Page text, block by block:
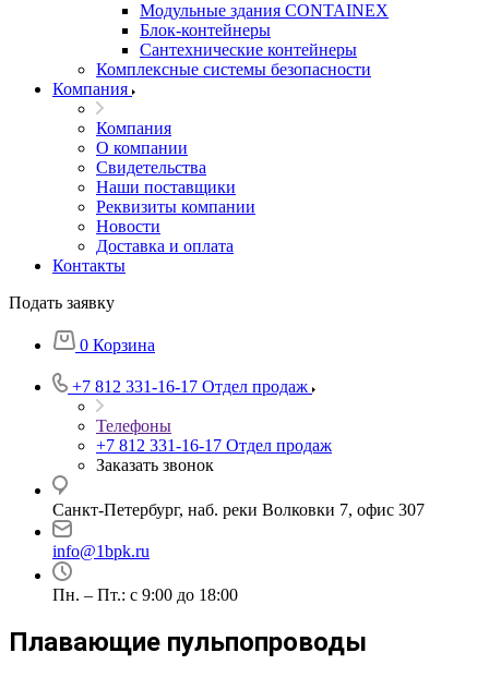
Модульные здания CONTAINEX
Блок-контейнеры
Сантехнические контейнеры
Комплексные системы безопасности
Компания
Компания
О компании
Свидетельства
Наши поставщики
Реквизиты компании
Новости
Доставка и оплата
Контакты
Подать заявку
0 Корзина
+7 812 331-16-17 Отдел продаж
Телефоны
+7 812 331-16-17 Отдел продаж
Заказать звонок
Санкт-Петербург, наб. реки Волковки 7, офис 307
info@1bpk.ru
Пн. – Пт.: с 9:00 до 18:00
Плавающие пульпопроводы